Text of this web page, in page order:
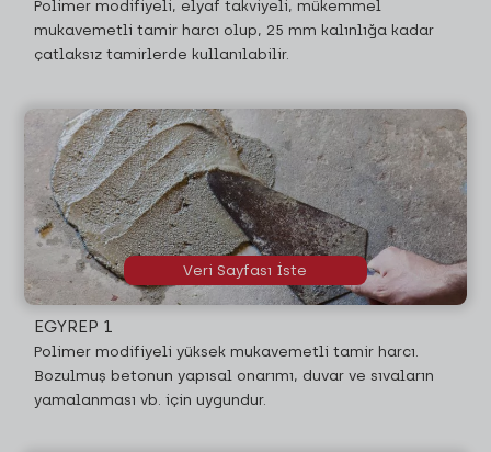
Polimer modifiyeli, elyaf takviyeli, mükemmel
mukavemetli tamir harcı olup, 25 mm kalınlığa kadar
çatlaksız tamirlerde kullanılabilir.
EGYREP 1
Polimer modifiyeli yüksek mukavemetli tamir harcı.
Bozulmuş betonun yapısal onarımı, duvar ve sıvaların
yamalanması vb. için uygundur.
Veri Sayfası İste